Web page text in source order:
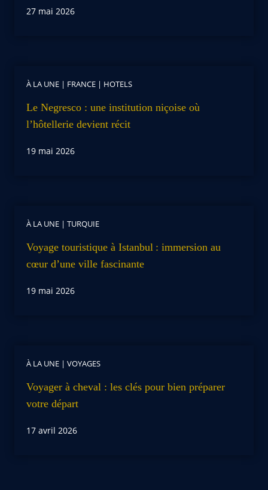
27 mai 2026
À LA UNE | FRANCE | HOTELS
Le Negresco : une institution niçoise où
l’hôtellerie devient récit
19 mai 2026
À LA UNE | TURQUIE
Voyage touristique à Istanbul : immersion au
cœur d’une ville fascinante
19 mai 2026
À LA UNE | VOYAGES
Voyager à cheval : les clés pour bien préparer
votre départ
17 avril 2026